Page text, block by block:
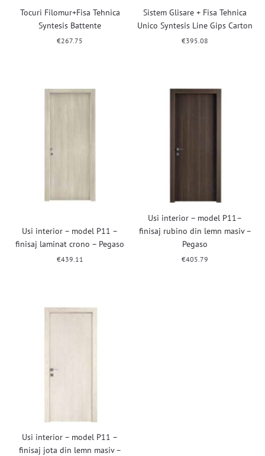
Tocuri Filomur+Fisa Tehnica
Syntesis Battente
€267.75
Sistem Glisare + Fisa Tehnica
Unico Syntesis Line Gips Carton
€395.08
Usi interior – model P11 –
finisaj laminat crono – Pegaso
€439.11
Usi interior – model P11–
finisaj rubino din lemn masiv –
Pegaso
€405.79
Usi interior – model P11 –
finisaj jota din lemn masiv –